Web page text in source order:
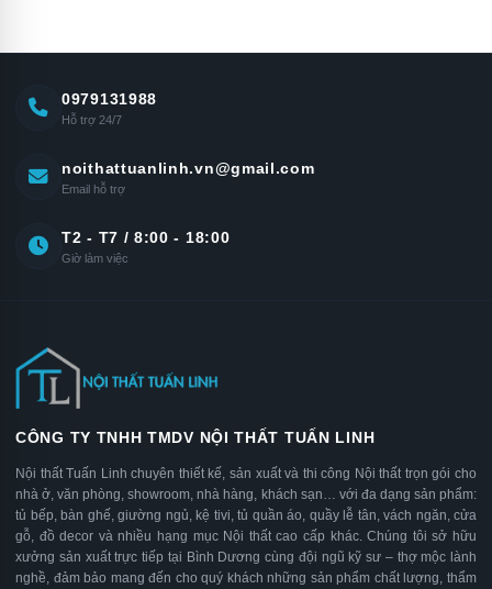
0979131988
Hỗ trợ 24/7
noithattuanlinh.vn@gmail.com
Email hỗ trợ
T2 - T7 / 8:00 - 18:00
Giờ làm việc
CÔNG TY TNHH TMDV NỘI THẤT TUẤN LINH
Nội thất Tuấn Linh chuyên thiết kế, sản xuất và thi công Nội thất trọn gói cho
nhà ở, văn phòng, showroom, nhà hàng, khách sạn… với đa dạng sản phẩm:
tủ bếp, bàn ghế, giường ngủ, kệ tivi, tủ quần áo, quầy lễ tân, vách ngăn, cửa
gỗ, đồ decor và nhiều hạng mục Nội thất cao cấp khác. Chúng tôi sở hữu
xưởng sản xuất trực tiếp tại Bình Dương cùng đội ngũ kỹ sư – thợ mộc lành
nghề, đảm bảo mang đến cho quý khách những sản phẩm chất lượng, thẩm